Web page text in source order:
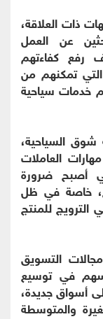
ذات العلاقة،
عن العمل
رفع كفاءتهم
التي تمكنهم من
خدمات سياحية
السياحية،
العاملات
أصبح ضرورة
خاصة في ظل
الترويج للمنتج
التسويق
يسهم في توسيع
أسواق جديدة،
والمتوسطة